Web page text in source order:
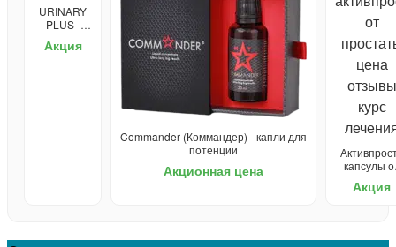
URINARY
PLUS -
от
Акция
Commander (Коммандер) - капли для
потенции
Акционная цена
капсулы
Акция